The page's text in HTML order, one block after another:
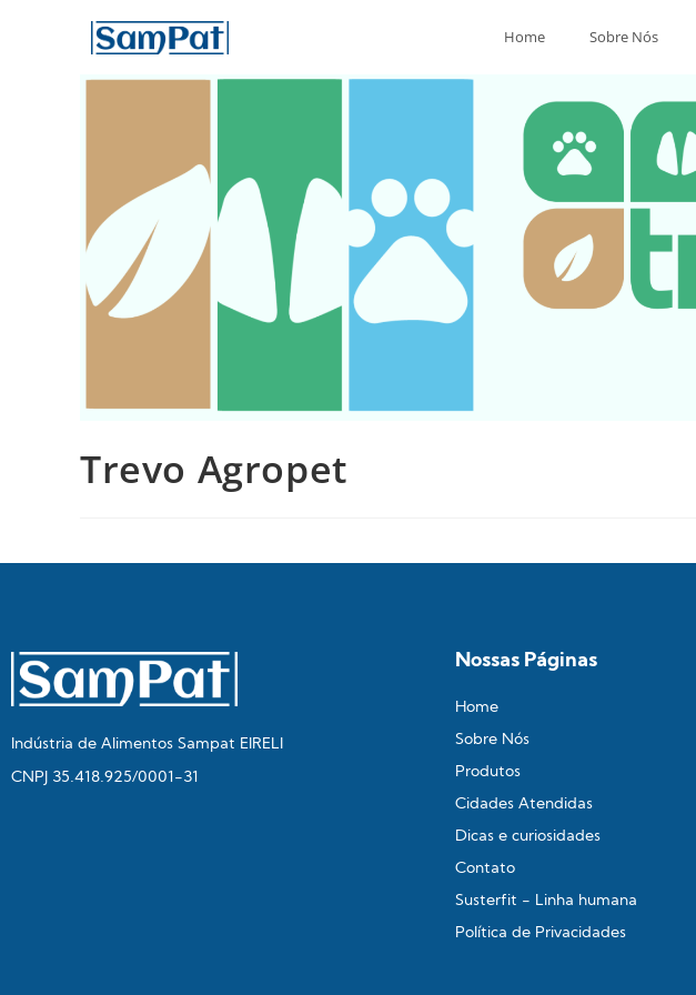
Home Sobre Nós
Trevo Agropet
Indústria de Alimentos Sampat EIRELI
CNPJ 35.418.925/0001-31
Nossas Páginas
Home
Sobre Nós
Produtos
Cidades Atendidas
Dicas e curiosidades
Contato
Susterfit - Linha humana
Política de Privacidades